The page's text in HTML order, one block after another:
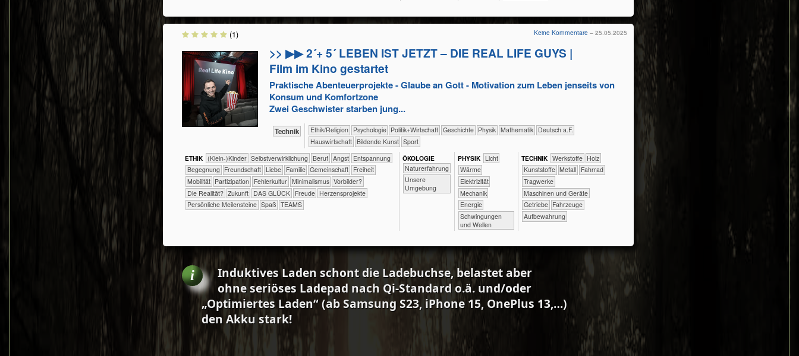
>> ▶▶ 2´+ 5´ LEBEN IST JETZT – DIE REAL LIFE GUYS |
Film im Kino gestartet
Praktische Abenteuerprojekte - Glaube an Gott - Motivation zum Leben jenseits von
Konsum und Komfortzone
Zwei Geschwister starben jung...
​Technik ​​​​​​​​​​Ethik/​Religion ​​​​​​​​​​Psychologie ​​​​​​​​​Politik+​Wirtschaft ​​​​​​​​Geschichte ​​​​​​​Physik ​​​​​​Mathematik ​​​Deutsch a.F.
​Haus­wirtschaft Bildende Kunst Sport
ETHIK (Klein-)Kinder ​​​​​​​​​​​​​​​​​​​​​​​​​​​​​​​​​​​​​​​​Selbst­verwirklichung ​​​​​​​​​​​​​​​Beruf ​​​​​​​​​​​​​Angst ​​​​​​​​​​​​​Entspannung
​​​​​​​​​​​​Begegnung ​​​​​​​​​​​​Freundschaft ​​​​​​​​​​​​Liebe ​​​​​​​​​​​Familie ​​​​​​​​​​Gemeinschaft ​​​Freiheit
​​​Mobilität ​​​Partizipation ​​Fehlerkultur ​​Minimalismus ​​Vorbilder?
​Die Realität? ​Zukunft DAS GLÜCK Freude Herzensprojekte
Persönliche Meilensteine Spaß TEAMS
ÖKO​LOGIE
​​​​​​​​​​​​​Naturerfahrung
​​​​​​​​​​​​​Unsere
Umgebung
PHY​SIK ​​​​​Licht
​​​​​Wärme
​​​Elektrizität
​​​Mechanik
​​Energie
​Schwingungen
und Wellen
TECH​NIK ​​​​​​​​​Werkstoffe ​​​​​​​​Holz
​​​​​​​​Kunststoffe ​​​​​​​​Metall ​​​​​​​Fahrrad
​​​​​Tragwerke
​​​​Maschinen und Geräte
​​Getriebe ​Fahrzeuge
Aufbewahrung
Keine Kommentare – 25.05.2025
(1)
Induktives Laden schont die Ladebuchse, belastet aber
ohne seriöses Ladepad nach Qi‑Standard o.ä. und/oder
„Optimiertes Laden“ (ab Samsung S23, iPhone 15, OnePlus 13,…)
den Akku stark!